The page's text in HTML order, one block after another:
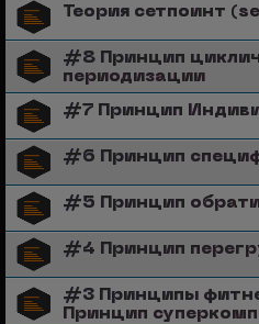
Теория сетпоинт
#8 Принцип
периодизации
#7 Принцип
#6 Принцип
#5 Принцип
#4 Принцип
#3 Принципы
Принцип